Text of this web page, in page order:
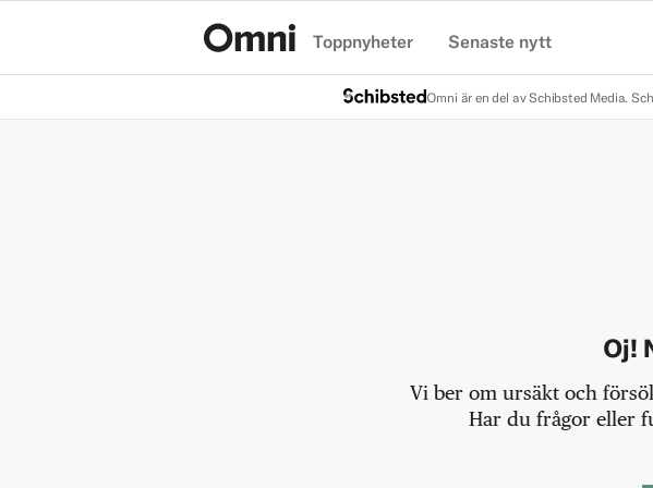
Toppnyheter Senaste nytt
Omni är en del av Schibsted Media.
Oj!
Vi ber om ursäkt och
Har du frågor eller